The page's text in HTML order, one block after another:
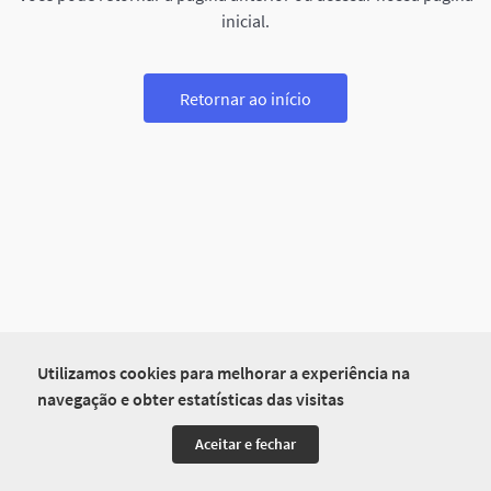
Utilizamos cookies para melhorar a experiência na
navegação e obter estatísticas das visitas
Aceitar e fechar
inicial.
Retornar ao início